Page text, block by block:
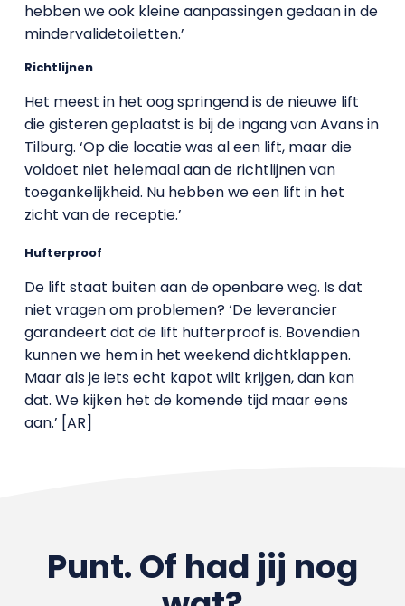
hebben we ook kleine aanpassingen gedaan in de
mindervalidetoiletten.’
Richtlijnen
Het meest in het oog springend is de nieuwe lift
die gisteren geplaatst is bij de ingang van Avans in
Tilburg. ‘Op die locatie was al een lift, maar die
voldoet niet helemaal aan de richtlijnen van
toegankelijkheid. Nu hebben we een lift in het
zicht van de receptie.’
Hufterproof
De lift staat buiten aan de openbare weg. Is dat
niet vragen om problemen? ‘De leverancier
garandeert dat de lift hufterproof is. Bovendien
kunnen we hem in het weekend dichtklappen.
Maar als je iets echt kapot wilt krijgen, dan kan
dat. We kijken het de komende tijd maar eens
aan.’ [AR]
Punt. Of had jij nog